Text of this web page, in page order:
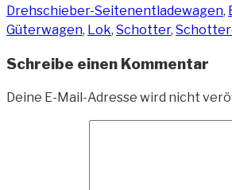
Drehschieber-Seitenentladewagen,
Güterwagen, Lok, Schotter,
Schreibe einen Kommentar
Deine E-Mail-Adresse wird nicht